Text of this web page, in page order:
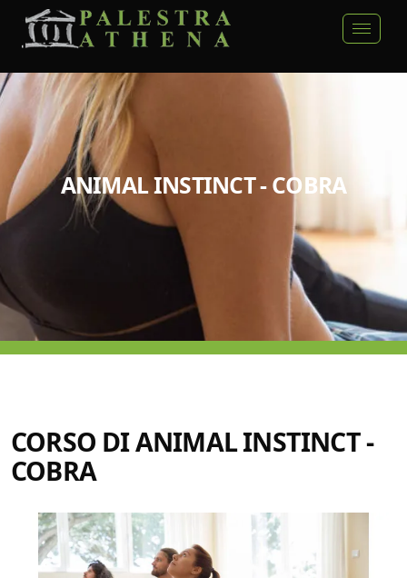
ANIMAL INSTINCT - COBRA
CORSO DI ANIMAL INSTINCT -
COBRA